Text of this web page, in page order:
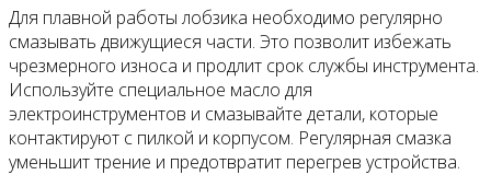
Для плавной работы лобзика необходимо регулярно
смазывать движущиеся части. Это позволит избежать
чрезмерного износа и продлит срок службы инструмента.
Используйте специальное масло для
электроинструментов и смазывайте детали, которые
контактируют с пилкой и корпусом. Регулярная смазка
уменьшит трение и предотвратит перегрев устройства.